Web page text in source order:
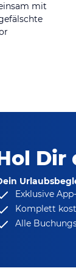
mit
Dir
Exklusive
Komplett
Alle